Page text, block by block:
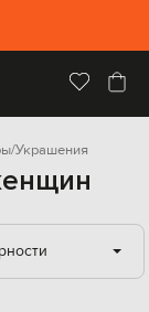
Украшения